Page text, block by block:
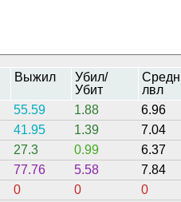
Выжил
Убил/
Убит
лвл
55.59 1.88 6.96
41.95 1.39 7.04
27.3 0.99 6.37
77.76 5.58 7.84
0 0 0